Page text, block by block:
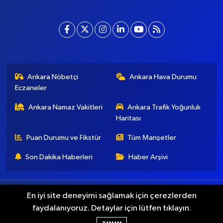
Ankara Nöbetçi
Eczaneler
Ankara Hava Durumu
Ankara Namaz Vakitleri
Ankara Trafik Yoğunluk
Haritası
Puan Durumu ve Fikstür Tüm Manşetler
Son Dakika Haberleri Haber Arşivi
Künye İletişim Gizlilik Koşulları
En iyi site deneyimi sağlamak için çerezlerden
faydalanıyoruz. Detaylar için lütfen tıklayın.